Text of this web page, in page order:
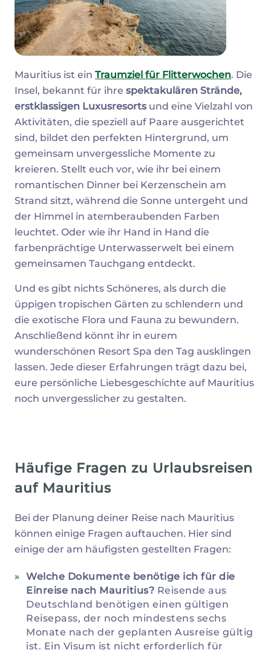
Mauritius ist ein Traumziel für Flitterwochen. Die
Insel, bekannt für ihre spektakulären Strände,
erstklassigen Luxusresorts und eine Vielzahl von
Aktivitäten, die speziell auf Paare ausgerichtet
sind, bildet den perfekten Hintergrund, um
gemeinsam unvergessliche Momente zu
kreieren. Stellt euch vor, wie ihr bei einem
romantischen Dinner bei Kerzenschein am
Strand sitzt, während die Sonne untergeht und
der Himmel in atemberaubenden Farben
leuchtet. Oder wie ihr Hand in Hand die
farbenprächtige Unterwasserwelt bei einem
gemeinsamen Tauchgang entdeckt.
Und es gibt nichts Schöneres, als durch die
üppigen tropischen Gärten zu schlendern und
die exotische Flora und Fauna zu bewundern.
Anschließend könnt ihr in eurem
wunderschönen Resort Spa den Tag ausklingen
lassen. Jede dieser Erfahrungen trägt dazu bei,
eure persönliche Liebesgeschichte auf Mauritius
noch unvergesslicher zu gestalten.
Häufige Fragen zu Urlaubsreisen
auf Mauritius
Bei der Planung deiner Reise nach Mauritius
können einige Fragen auftauchen. Hier sind
einige der am häufigsten gestellten Fragen:
Welche Dokumente benötige ich für die
Einreise nach Mauritius? Reisende aus
Deutschland benötigen einen gültigen
Reisepass, der noch mindestens sechs
Monate nach der geplanten Ausreise gültig
ist. Ein Visum ist nicht erforderlich für